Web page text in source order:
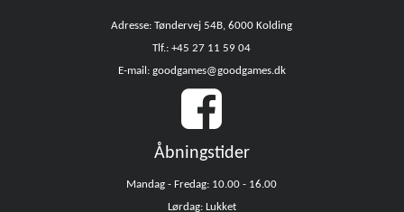
Adresse: Tøndervej 54B, 6000 Kolding
Tlf.: +45 27 11 59 04
E-mail: goodgames@goodgames.dk
Åbningstider
Mandag - Fredag: 10.00 - 16.00
Lørdag: Lukket